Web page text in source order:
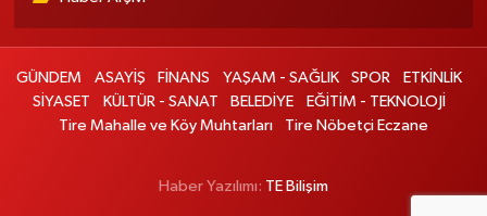
GÜNDEM ASAYİŞ FİNANS YAŞAM - SAĞLIK SPOR
ETKİNLİK
SİYASET
KÜLTÜR - SANAT BELEDİYE
EĞİTİM - TEKNOLOJİ
Tire Mahalle ve Köy Muhtarları
Tire Nöbetçi Eczane
Haber Yazılımı: TE Bilişim